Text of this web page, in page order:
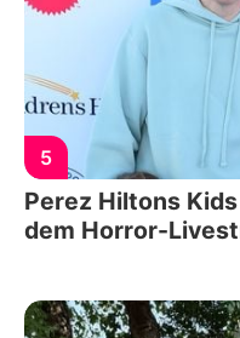
5
Perez Hiltons
dem Horror-